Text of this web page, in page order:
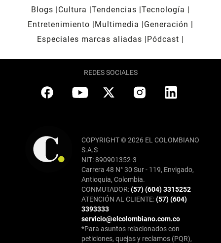
Blogs
Cultura Tendencias Tecnología
Entretenimiento
Multimedia
Generación
Especiales marcas aliadas
Pódcast
REDES SOCIALES
COPYRIGHT © 2026 EL COLOMBIANO
S.A.S
NIT: 890901352-3
Carrera 48 N° 30 Sur - 119, Envigado,
Antioquia, Colombia.
CONMUTADOR:(57) (604) 3315252
ATENCIÓN AL CLIENTE:(57) (604)
3393333
servicio@elcolombiano.com.co
*Para asuntos relacionados con
peticiones, quejas y reclamos (PQR),